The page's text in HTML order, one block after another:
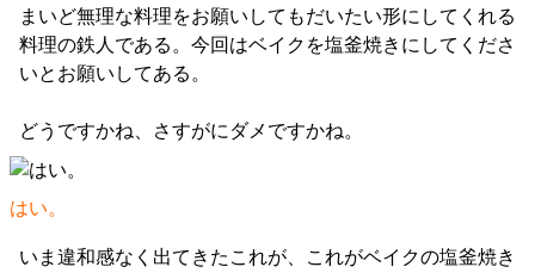
まいど無理な料理をお願いしてもだいたい形にしてくれる
料理の鉄人である。今回はベイクを塩釜焼きにしてくださ
いとお願いしてある。
どうですかね、さすがにダメですかね。
はい。
いま違和感なく出てきたこれが、これがベイクの塩釜焼き